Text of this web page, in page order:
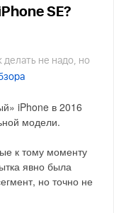
SE?
делать не надо, но
iPhone в 2016
модели.
к тому моменту
явно была
но точно не